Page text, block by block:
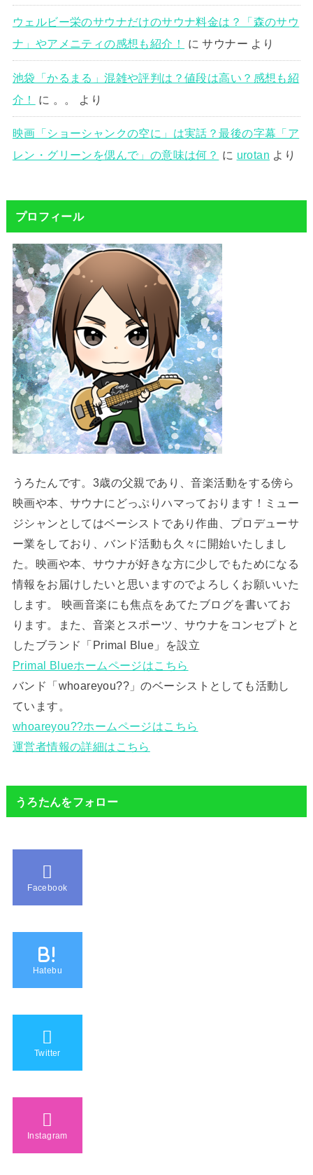
ウェルビー栄のサウナだけのサウナ料金は？「森のサウ
ナ」やアメニティの感想も紹介！
にサウナー より
池袋「かるまる」混雑や評判は？値段は高い？感想も紹
介！
に より
映画「ショーシャンクの空に」は実話？最後の字幕「ア
レン・グリーンを偲んで」の意味は何？ に urotan より
プロフィール
うろたんです。3歳の父親であり、音楽活動をする傍ら
映画や本、サウナにどっぷりハマっております！ミュー
ジシャンとしてはベーシストであり作曲、プロデューサ
ー業をしており、バンド活動も久々に開始いたしまし
た。映画や本、サウナが好きな方に少しでもためになる
情報をお届けしたいと思いますのでよろしくお願いいた
します。 映画音楽にも焦点をあてたブログを書いてお
ります。また、音楽とスポーツ、サウナをコンセプトと
したブランド「Primal Blue」を設立
Primal Blueホームページはこちら
バンド「whoareyou??」のベーシストとしても活動し
ています。
whoareyou??ホームページはこちら
運営者情報の詳細はこちら
うろたんをフォロー
Facebook
B!
Hatebu
Twitter
Instagram